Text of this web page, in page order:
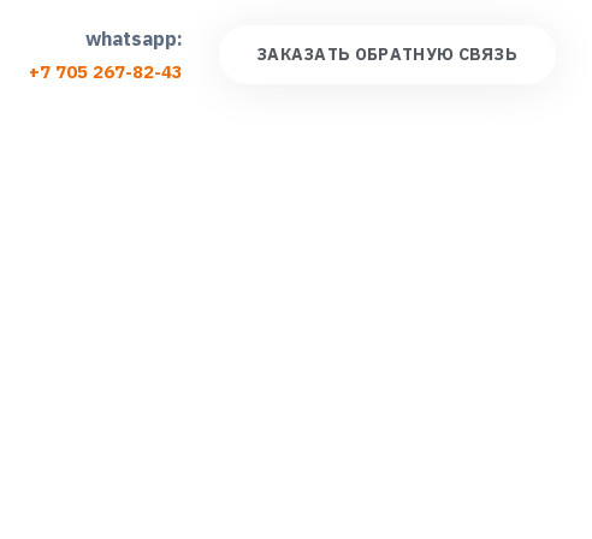
whatsapp:
+7 705 267-82-43
ЗАКАЗАТЬ ОБРАТНУЮ СВЯЗЬ